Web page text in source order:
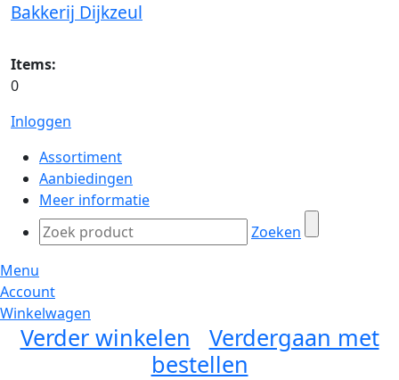
Bakkerij Dijkzeul
Items:
0
Inloggen
Assortiment
Aanbiedingen
Meer informatie
Zoeken
Menu
Account
Winkelwagen
Verder winkelen
Verdergaan met
bestellen